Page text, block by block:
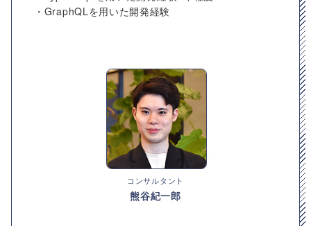
・GraphQLを用いた開発経験
コンサルタント
熊谷紀一郎